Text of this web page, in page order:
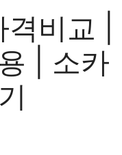
비교 |
| 소카